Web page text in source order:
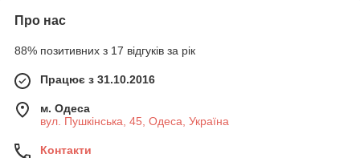
Про нас
88% позитивних з 17 відгуків за рік
Працює з 31.10.2016
м. Одеса
вул. Пушкінська, 45, Одеса, Україна
Контакти